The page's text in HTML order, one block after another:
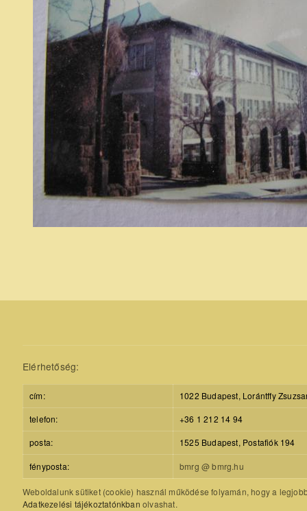
Elérhetőség:
cím:
1022 Budapest, Lorántffy
telefon:
+36 1 212 14 94
posta:
1525 Budapest, Postafiók 194
fényposta: bmrg @ bmrg.hu
Weboldalunk sütiket (cookie) használ működése folyamán, hogy a
Adatkezelési tájékoztatónkban olvashat.